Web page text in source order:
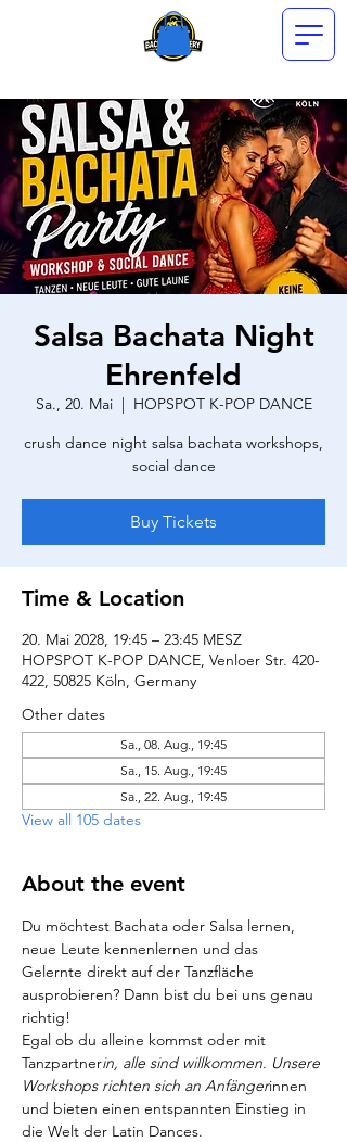
Salsa Bachata Night
Ehrenfeld
Sa., 20. Mai
  |
HOPSPOT K-POP DANCE
crush dance night salsa bachata workshops,
social dance
Buy Tickets
Time & Location
20. Mai 2028, 19:45 – 23:45 MESZ
HOPSPOT K-POP DANCE, Venloer Str. 420-
422, 50825 Köln, Germany
Other dates
Sa., 08. Aug., 19:45
Sa., 15. Aug., 19:45
Sa., 22. Aug., 19:45
View all 105 dates
About the event
Du möchtest Bachata oder Salsa lernen,
neue Leute kennenlernen und das
Gelernte direkt auf der Tanzfläche
ausprobieren? Dann bist du bei uns genau
richtig!
Egal ob du alleine kommst oder mit
Tanzpartnerin, alle sind willkommen. Unsere
Workshops richten sich an Anfängerinnen
und bieten einen entspannten Einstieg in
die Welt der Latin Dances.